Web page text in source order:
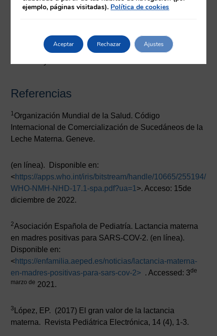
ante posibles situaciones futuras de pandemia enla
obtenidos, la intervención educativa en presencia del
cuidador conduce a incrementar la salud de las mujeres,
Referencias
1Organización Mundial de la Salud. Código
Internacional de Comercialización de Sucedáneos de la
Leche Materna. Geneve.
(en línea). Disponible en:
<https://apps.who.int/iris/bitstream/handle/10665/255194/
WHO-NMH-NHD-17.1-spa.pdf?ua=1 >. Acceso: 15de
diciembre de 2022.
2Asociación Española de Pediatría. Lactancia materna
en madres positivas para SARS-COV-2. (en línea).
Disponible en:
<https://enfamilia.aeped.es/noticias/lactancia-materna-
en-madres-positivas-para-sars-cov-2> . Accessed: 3de
marzo de 2021.
3
López, EP. (2017) El gran valor de la lactancia
materna. Revista Pediátrica Electrónica, 14 (4), 1-3.
ejemplo, páginas visitadas). Política de cookies
Aceptar Rechazar Ajustes